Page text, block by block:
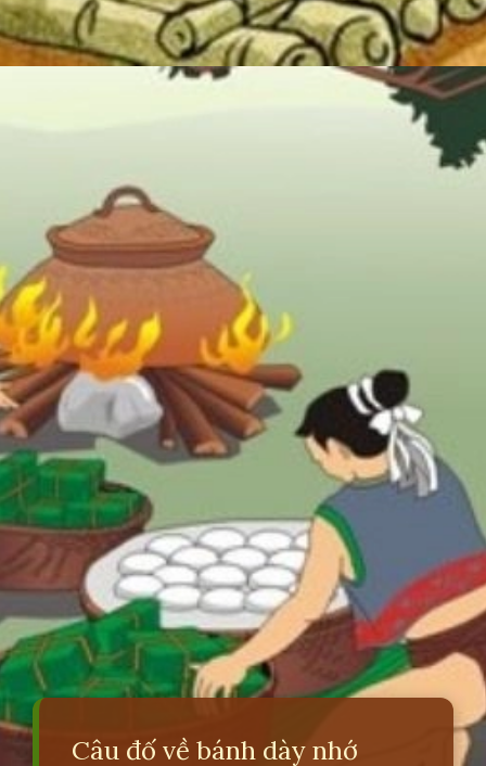
https://erci.edu.vn/cau-do-ve-banh-day
Câu đố về bánh dày nhớ